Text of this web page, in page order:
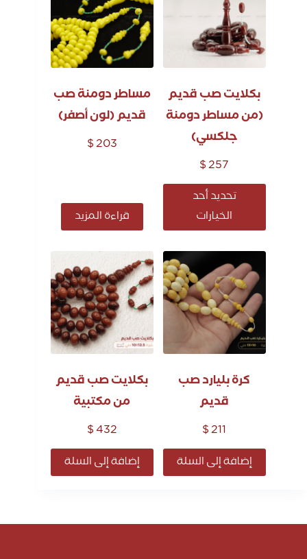
بكلايت صب قديم
(من مساطر دومنة
جلكسي)
$257
تحديد أحد
الخيارات
مساطر دومنة صب
قديم (لون أصفر)
$203
قراءة المزيد
كرة بليارد صب
قديم
$211
إضافة إلى السلة
بكلايت صب قديم
من مكتبية
$432
إضافة إلى السلة